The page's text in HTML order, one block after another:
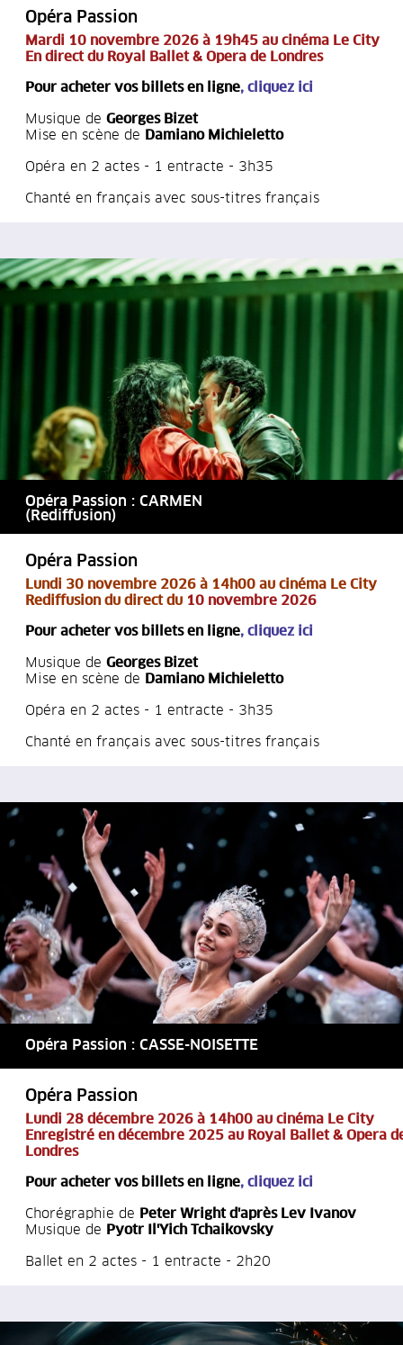
Opéra Passion
Mardi 10 novembre 2026 à 19h45 au cinéma Le City
En direct du Royal Ballet & Opera de Londres
Pour acheter vos billets en ligne, cliquez ici
Musique de Georges Bizet
Mise en scène de
Damiano Michieletto
Opéra en 2 actes - 1 entracte - 3h35
Chanté en français avec sous-titres français
Opéra Passion : CARMEN
(Rediffusion)
Opéra Passion
Lundi 30 novembre 2026 à 14h00 au cinéma Le City
Rediffusion du direct du 10 novembre 2026
Pour acheter vos billets en ligne, cliquez ici
Musique de Georges Bizet
Mise en scène de
Damiano Michieletto
Opéra en 2 actes - 1 entracte - 3h35
Chanté en français avec sous-titres français
Opéra Passion : CASSE-NOISETTE
Opéra Passion
Lundi 28 décembre 2026 à 14h00 au cinéma Le City
Enregistré en décembre 2025 au Royal Ballet & Opera
Londres
Pour acheter vos billets en ligne, cliquez ici
Chorégraphie de
Peter Wright d'après Lev Ivanov
Musique de
Pyotr Il'Yich Tchaikovsky
Ballet en 2 actes - 1 entracte - 2h20